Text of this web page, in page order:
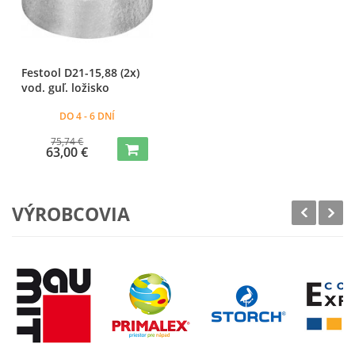
Festool D21-15,88 (2x)
vod. guľ. ložisko
DO 4 - 6 DNÍ
75,74 €
63,00 €
VÝROBCOVIA